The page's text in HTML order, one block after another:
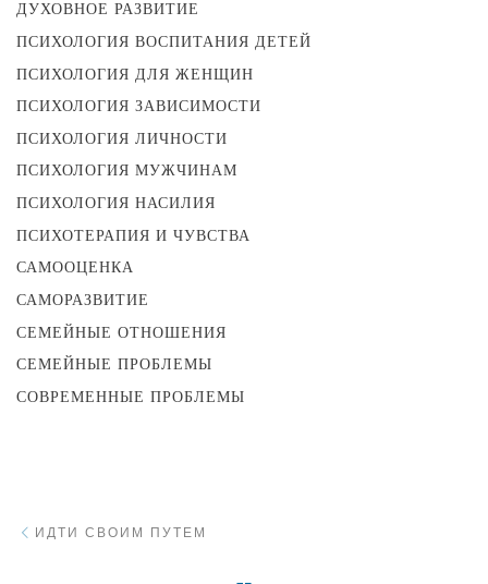
ДУХОВНОЕ РАЗВИТИЕ
ПСИХОЛОГИЯ ВОСПИТАНИЯ ДЕТЕЙ
ПСИХОЛОГИЯ ДЛЯ ЖЕНЩИН
ПСИХОЛОГИЯ ЗАВИСИМОСТИ
ПСИХОЛОГИЯ ЛИЧНОСТИ
ПСИХОЛОГИЯ МУЖЧИНАМ
ПСИХОЛОГИЯ НАСИЛИЯ
ПСИХОТЕРАПИЯ И ЧУВСТВА
САМООЦЕНКА
САМОРАЗВИТИЕ
СЕМЕЙНЫЕ ОТНОШЕНИЯ
СЕМЕЙНЫЕ ПРОБЛЕМЫ
СОВРЕМЕННЫЕ ПРОБЛЕМЫ
ИДТИ СВОИМ ПУТЕМ